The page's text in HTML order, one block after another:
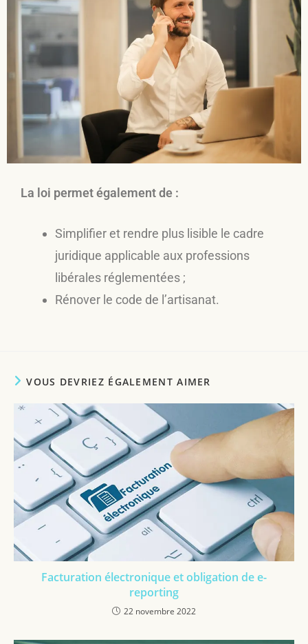
La loi permet également de :
Simplifier et rendre plus lisible le cadre
juridique applicable aux professions
libérales réglementées ;
Rénover le code de l’artisanat.
VOUS DEVRIEZ ÉGALEMENT AIMER
Facturation électronique et obligation de e-
reporting
22 novembre 2022